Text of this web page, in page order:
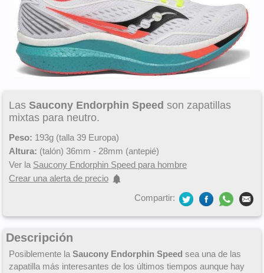
Las Saucony Endorphin Speed son zapatillas
mixtas para neutro.
Peso: 193g (talla 39 Europa)
Altura: (talón) 36mm - 28mm (antepié)
Ver la Saucony Endorphin Speed para hombre
Crear una alerta de precio
Compartir:
Descripción
Posiblemente la Saucony Endorphin Speed sea una de las
zapatilla más interesantes de los últimos tiempos aunque hay